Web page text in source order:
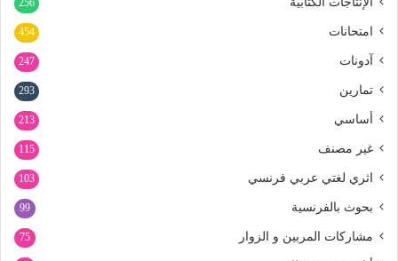
256
امتحانات 454
آدونات 247
تمارين 293
أساسي 213
غير مصنف 115
اثري لغتي عربي فرنسي 103
بحوث بالفرنسية 99
مشاركات المربين و الزوار 75